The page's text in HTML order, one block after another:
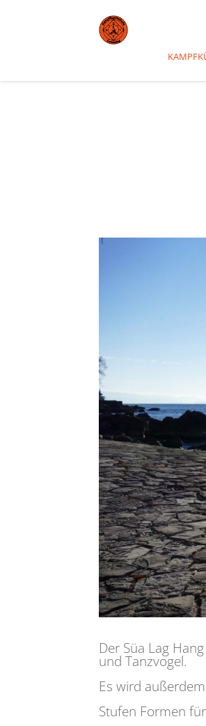
Der Süa Lag
und Tanzvogel.
Es wird
Stufen Formen